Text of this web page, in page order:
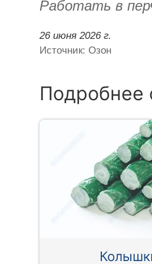
Работать в
26 июня 2026 г.
Источник: Озон
Подробнее